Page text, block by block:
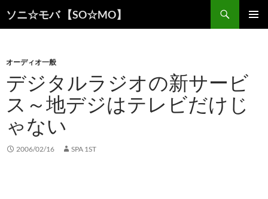
ソニ☆モバ 【SO☆MO】
索
ン
ツ
へ
ス
キ
ッ
オーディオ一般
デジタルラジオの新サービ
ス～地デジはテレビだけじ
ゃない
2006/02/16 SPA 1ST